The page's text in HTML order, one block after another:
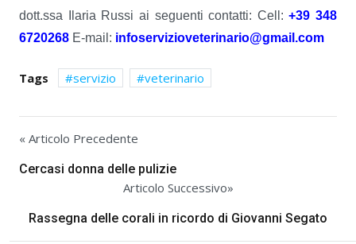
dott.ssa Ilaria Russi ai seguenti contatti: Cell:+39 348
6720268 E-mail: infoservizioveterinario@gmail.com
Tags servizio veterinario
« Articolo Precedente
Cercasi donna delle pulizie
Articolo Successivo»
Rassegna delle corali in ricordo di Giovanni Segato